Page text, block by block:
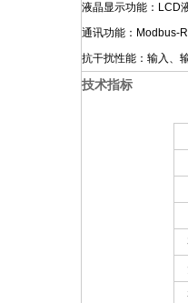
液晶显示功能：LCD
通讯功能：Modbus-
抗干扰性能：输入、
技术指标